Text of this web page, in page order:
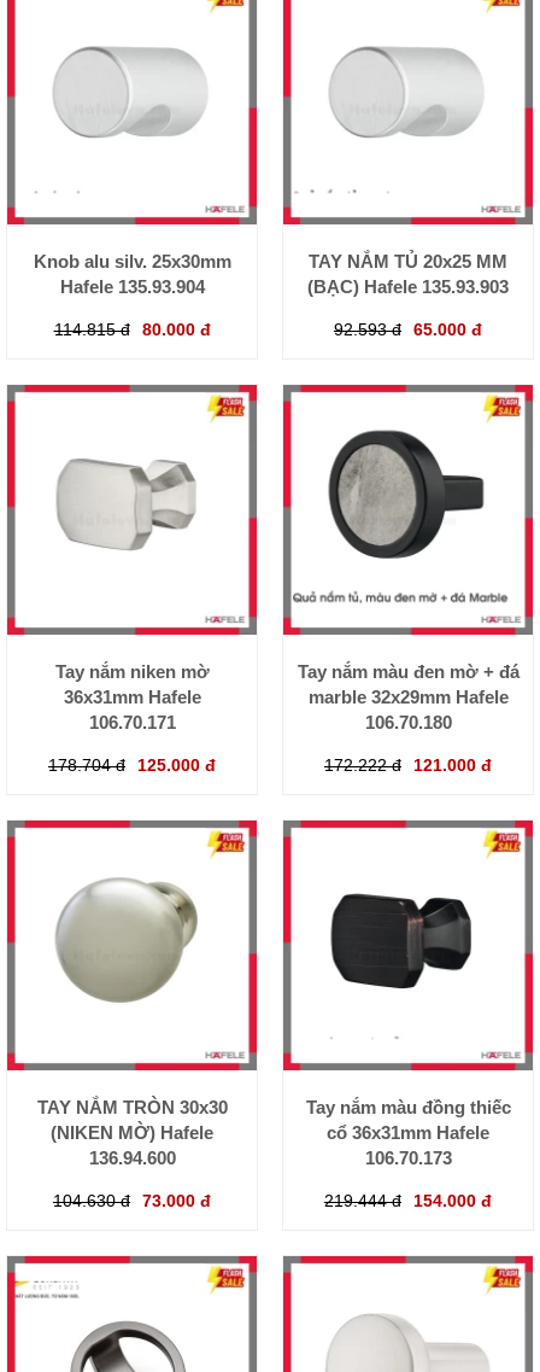
Knob alu silv. 25x30mm
Hafele 135.93.904
114.815 đ 80.000 đ
TAY NẮM TỦ 20x25 MM
(BẠC) Hafele 135.93.903
92.593 đ 65.000 đ
Tay nắm niken mờ
36x31mm Hafele
106.70.171
178.704 đ 125.000 đ
Tay nắm màu đen mờ + đá
marble 32x29mm Hafele
106.70.180
172.222 đ 121.000 đ
TAY NẮM TRÒN 30x30
(NIKEN MỜ) Hafele
136.94.600
104.630 đ 73.000 đ
Tay nắm màu đồng thiếc
cổ 36x31mm Hafele
106.70.173
219.444 đ 154.000 đ